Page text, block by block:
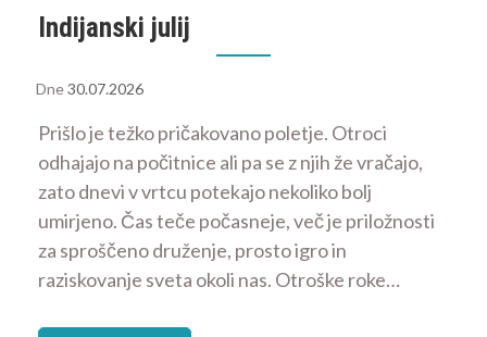
Indijanski julij
Dne30.07.2026
Prišlo je težko pričakovano poletje. Otroci
odhajajo na počitnice ali pa se z njih že vračajo,
zato dnevi v vrtcu potekajo nekoliko bolj
umirjeno. Čas teče počasneje, več je priložnosti
za sproščeno druženje, prosto igro in
raziskovanje sveta okoli nas. Otroške roke…